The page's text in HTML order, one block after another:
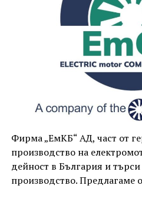
Фирма „ЕмКБ“ АД, част от
производство на
дейност в България и
производство. Предлагаме